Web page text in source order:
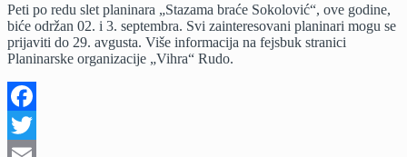
„Vihra“
organizuje
peti
Peti po redu slet planinara „Stazama braće Sokolović“, ove godine,
biće održan 02. i 3. septembra. Svi zainteresovani planinari mogu se
prijaviti do 29. avgusta. Više informacija na fejsbuk stranici
Planinarske organizacije „Vihra“ Rudo.
Facebook
Twitter